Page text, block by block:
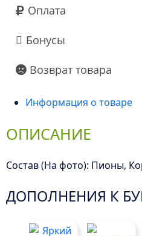
Оплата
Бонусы
Возврат товара
Информация о товаре
ОПИСАНИЕ
Состав (На фото): Пионы,
ДОПОЛНЕНИЯ К